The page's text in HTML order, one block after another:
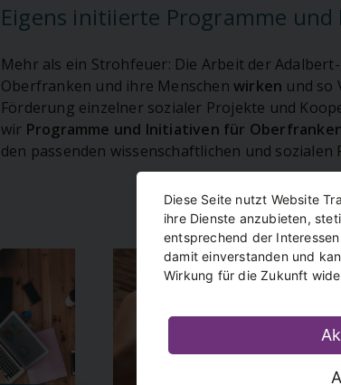
Eigens initiierte Programme
Mehr als ein Strohfeuer: Die Arbeit der
Oberfranken und ihre Menschen wirken und so
Förderung einzelner sozialer Projekte und
wir Programme und Initiativen für
den passenden wissenschaftlichen und sozialen
Diese Seite nutzt Website
ihre Dienste anzubieten,
entsprechend der
damit einverstanden und
Wirkung für die Zukunft